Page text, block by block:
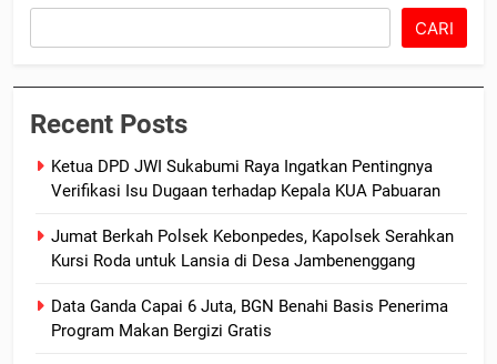
CARI
Recent Posts
Ketua DPD JWI Sukabumi Raya Ingatkan Pentingnya
Verifikasi Isu Dugaan terhadap Kepala KUA Pabuaran
Jumat Berkah Polsek Kebonpedes, Kapolsek Serahkan
Kursi Roda untuk Lansia di Desa Jambenenggang
Data Ganda Capai 6 Juta, BGN Benahi Basis Penerima
Program Makan Bergizi Gratis